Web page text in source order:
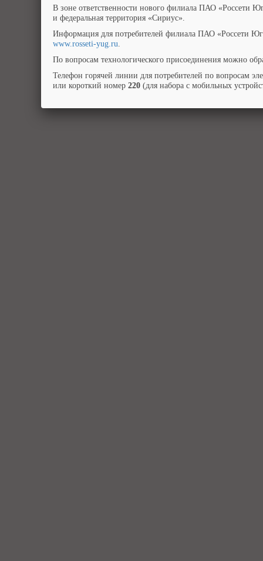
В зоне ответственности нового филиала ПАО «Россети
и федеральная территория «Сириус».
Информация для потребителей филиала ПАО «Россети
www.rosseti-yug.ru.
По вопросам технологического присоединения можно
Телефон горячей линии для потребителей по вопросам
или короткий номер 220 (для набора с мобильных